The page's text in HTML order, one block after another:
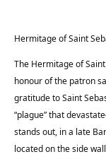
Hermitage of Saint
The Hermitage of
honour of the patron
gratitude to Saint
“plague” that
stands out, in a late
located on the side